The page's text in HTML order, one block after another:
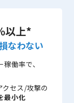
以上*
なわない
働率で、
クセス/攻撃の
最小化